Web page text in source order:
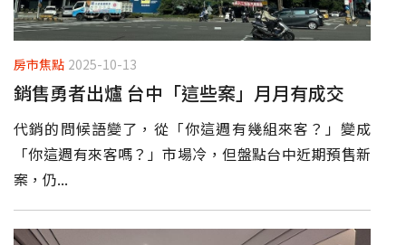
房市焦點 2025-10-13
銷售勇者出爐 台中「這些案」月月有成交
代銷的問候語變了，從「你這週有幾組來客？」變成
「你這週有來客嗎？」市場冷，但盤點台中近期預售新
案，仍...